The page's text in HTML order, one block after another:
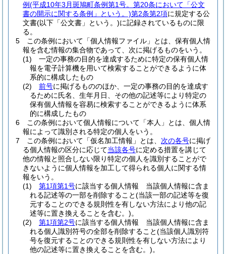
例(平成10年3月斑鳩町条例第1号。第20条において「公文
書の開示に関する条例」という。)第2条第2項に規定する公
文書(以下「公文書」という。)に記録されているものに限
る。
5
この条例において「個人情報ファイル」とは、保有個人情
報を含む情報の集合物であって、次に掲げるものをいう。
(1)
一定の事務の目的を達成するために特定の保有個人情
報を電子計算機を用いて検索することができるように体
系的に構成したもの
(2)
前号に掲げるもののほか、一定の事務の目的を達成す
るために氏名、生年月日、その他の記述等により特定の
保有個人情報を容易に検索することができるように体系
的に構成したもの
6
この条例において個人情報について「本人」とは、個人情
報によって識別される特定の個人をいう。
7
この条例において「仮名加工情報」とは、 次の各号に掲げ
る個人情報の区分に応じて当該各号に定める措置を講じて
他の情報と照合しない限り特定の個人を識別することがで
きないように個人情報を加工して得られる個人に関する情
報をいう。
(1)
第1項第1号に該当する個人情報 当該個人情報に含ま
れる記述等の一部を削除すること(当該一部の記述等を復
元することのできる規則性を有しない方法により他の記
述等に置き換えることを含む。)。
(2)
第1項第2号に該当する個人情報 当該個人情報に含ま
れる個人識別符号の全部を削除すること(当該個人識別符
号を復元することのできる規則性を有しない方法により
他の記述等に置き換えることを含む。)。